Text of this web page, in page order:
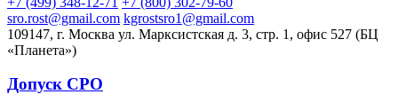
sro.rost@gmail.com kgrostsro1@gmail.com
109147, г. Москва ул. Марксистская д. 3, стр. 1, офис 527 (БЦ
«Планета»)
Допуск СРО